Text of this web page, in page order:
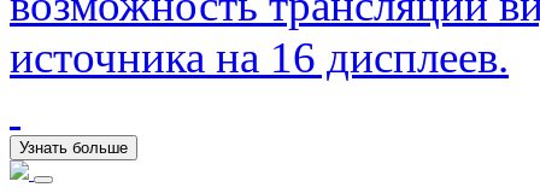
источника на 16 дисплеев.
Узнать больше